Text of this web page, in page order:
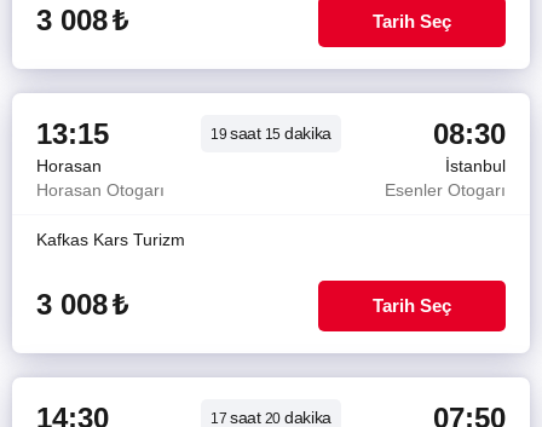
3 008₺ Tarih Seç
13:15 19saat15 dakika 08:30
Horasan
İstanbul
Horasan Otogarı
Esenler Otogarı
Kafkas Kars Turizm
3 008₺ Tarih Seç
14:30 17saat20 dakika 07:50